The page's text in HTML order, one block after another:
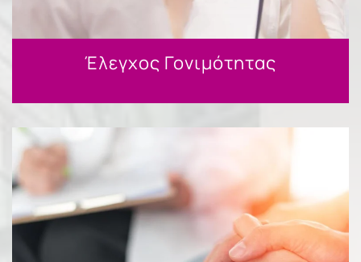
Έλεγχος Γονιμότητας